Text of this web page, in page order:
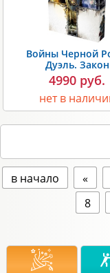
Войны Черной
Дуэль. Закон
4990 руб.
нет в
в начало «
8